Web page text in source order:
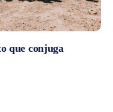
que conjuga